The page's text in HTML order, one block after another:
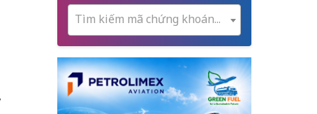
Tìm kiếm mã chứng khoán...